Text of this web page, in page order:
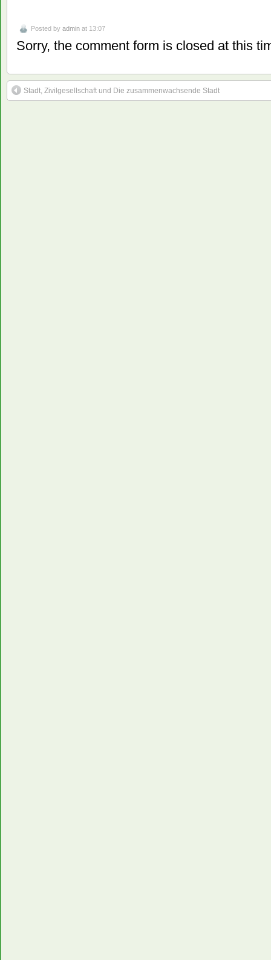
Posted by admin at 13:07
Sorry, the comment form is closed at this
Stadt, Zivilgesellschaft und Die zusammenwachsende Stadt